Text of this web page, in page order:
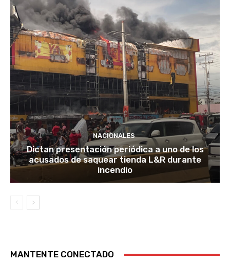
NACIONALES
Dictan presentación periódica a uno de los
acusados de saquear tienda L&R durante
incendio
MANTENTE CONECTADO